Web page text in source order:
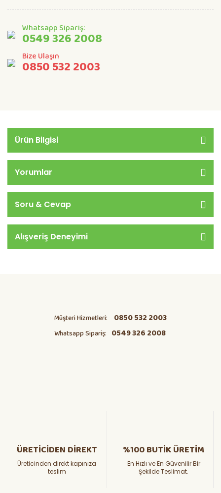
Whatsapp Sipariş:
0549 326 2008
Bize Ulaşın
0850 532 2003
Ürün Bilgisi
Yorumlar
Soru & Cevap
Alışveriş Deneyimi
Müşteri Hizmetleri: 0850 532 2003
Whatsapp Sipariş: 0549 326 2008
ÜRETİCİDEN DİREKT
Üreticinden direkt kapınıza
teslim
%100 BUTİK ÜRETİM
En Hızlı ve En Güvenilir Bir
Şekilde Teslimat.